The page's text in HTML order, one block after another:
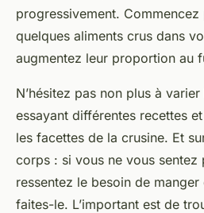
progressivement.
quelques aliments crus dans
augmentez leur proportion au
N’hésitez pas non plus à
essayant différentes recettes
les facettes de la crusine. Et
corps : si vous ne vous sentez
ressentez le besoin de
faites-le. L’important est de